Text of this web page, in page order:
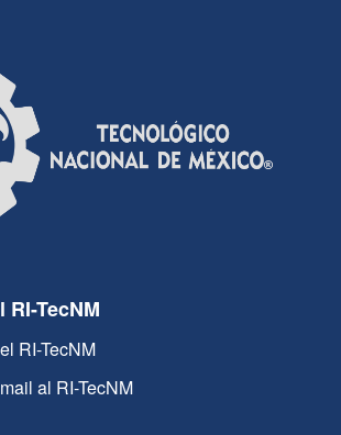
TecNM
RI-TecNM
al RI-TecNM